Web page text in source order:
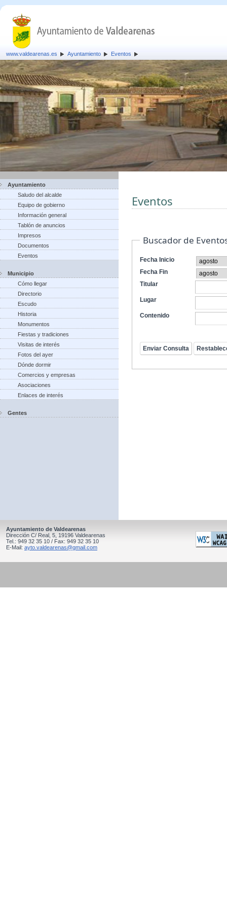
www.valdearenas.es Ayuntamiento Eventos
Ayuntamiento
Saludo del alcalde
Equipo de gobierno
Información general
Tablón de anuncios
Impresos
Documentos
Eventos
Municipio
Cómo llegar
Directorio
Escudo
Historia
Monumentos
Fiestas y tradiciones
Visitas de interés
Fotos del ayer
Dónde dormir
Comercios y empresas
Asociaciones
Enlaces de interés
Gentes
Eventos
Buscador de
Fecha Inicio
Fecha Fin
Titular
Lugar
Contenido
Ayuntamiento de Valdearenas
Dirección C/ Real, 5, 19196 Valdearenas
Tel.: 949 32 35 10 / Fax: 949 32 35 10
E-Mail: ayto.valdearenas@gmail.com